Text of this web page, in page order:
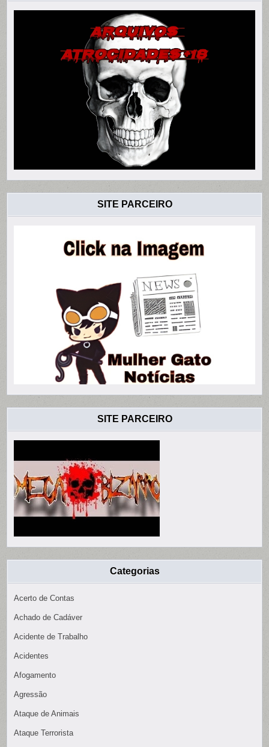
SITE PARCEIRO
SITE PARCEIRO
Categorias
Acerto de Contas
Achado de Cadáver
Acidente de Trabalho
Acidentes
Afogamento
Agressão
Ataque de Animais
Ataque Terrorista